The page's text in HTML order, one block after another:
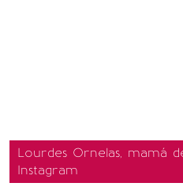
Lourdes Ornelas, mamá
Instagram